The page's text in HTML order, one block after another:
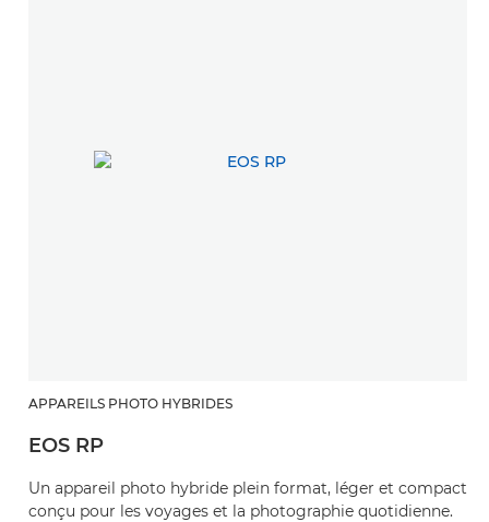
APPAREILS PHOTO HYBRIDES
EOS RP
Un appareil photo hybride plein format, léger et compact
conçu pour les voyages et la photographie quotidienne.